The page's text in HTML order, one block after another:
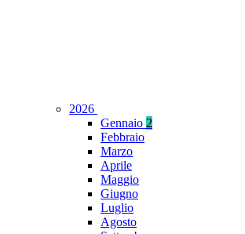
2026
Gennaio 2
Febbraio
Marzo
Aprile
Maggio
Giugno
Luglio
Agosto